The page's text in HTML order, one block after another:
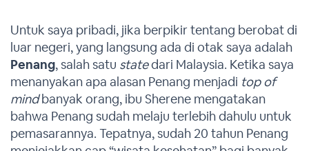
Untuk saya pribadi, jika berpikir tentang berobat di
luar negeri, yang langsung ada di otak saya adalah
Penang, salah satu statedari Malaysia. Ketika saya
menanyakan apa alasan Penang menjadi top of
mindbanyak orang, ibu Sherene mengatakan
bahwa Penang sudah melaju terlebih dahulu untuk
pemasarannya. Tepatnya, sudah 20 tahun Penang